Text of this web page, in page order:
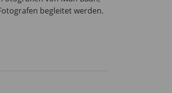
begleitet werden.